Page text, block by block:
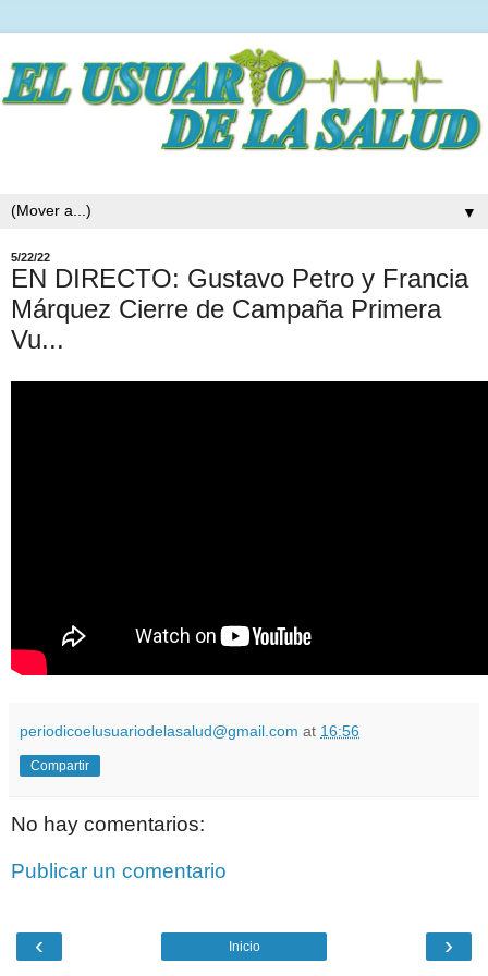
▼
5/22/22
EN DIRECTO: Gustavo Petro y Francia
Márquez Cierre de Campaña Primera
Vu...
periodicoelusuariodelasalud@gmail.com at 16:56
Compartir
No hay comentarios:
Publicar un comentario
‹ ›
Inicio